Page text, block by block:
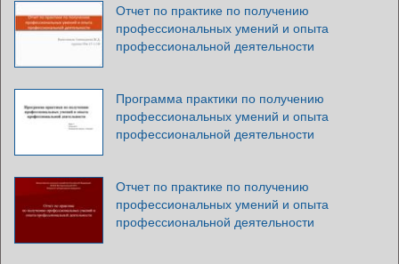
Отчет по практике по получению
профессиональных умений и опыта
профессиональной деятельности
Программа практики по получению
профессиональных умений и опыта
профессиональной деятельности
Отчет по практике по получению
профессиональных умений и опыта
профессиональной деятельности